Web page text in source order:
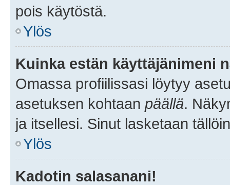
pois käytöstä.
Ylös
Kuinka estän käyttäjänimeni
Omassa profiilissasi löytyy
asetuksen kohtaan päällä.
ja itsellesi. Sinut lasketaan
Ylös
Kadotin salasanani!